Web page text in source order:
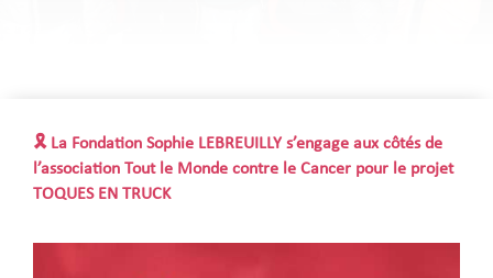
🎗 La Fondation Sophie LEBREUILLY s’engage aux côtés de
l’association Tout le Monde contre le Cancer pour le projet
TOQUES EN TRUCK